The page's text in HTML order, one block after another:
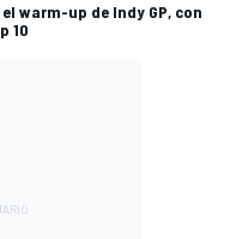
warm-up de Indy GP, con
10